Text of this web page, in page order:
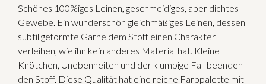
Schönes 100%iges Leinen, geschmeidiges, aber dichtes
Gewebe. Ein wunderschön gleichmäßiges Leinen, dessen
subtil geformte Garne dem Stoff einen Charakter
verleihen, wie ihn kein anderes Material hat. Kleine
Knötchen, Unebenheiten und der klumpige Fall beenden
den Stoff. Diese Qualität hat eine reiche Farbpalette mit